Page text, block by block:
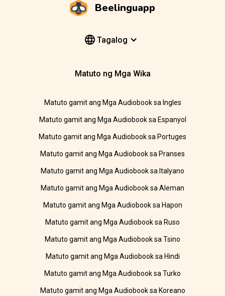
Beelinguapp
Tagalog
Matuto ng Mga Wika
Matuto gamit ang Mga Audiobook sa Ingles
Matuto gamit ang Mga Audiobook sa Espanyol
Matuto gamit ang Mga Audiobook sa Portuges
Matuto gamit ang Mga Audiobook sa Pranses
Matuto gamit ang Mga Audiobook sa Italyano
Matuto gamit ang Mga Audiobook sa Aleman
Matuto gamit ang Mga Audiobook sa Hapon
Matuto gamit ang Mga Audiobook sa Ruso
Matuto gamit ang Mga Audiobook sa Tsino
Matuto gamit ang Mga Audiobook sa Hindi
Matuto gamit ang Mga Audiobook sa Turko
Matuto gamit ang Mga Audiobook sa Koreano